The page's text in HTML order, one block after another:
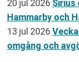
20 jul 2026 Sirius
Hammarby och
13 jul 2026
omgång och